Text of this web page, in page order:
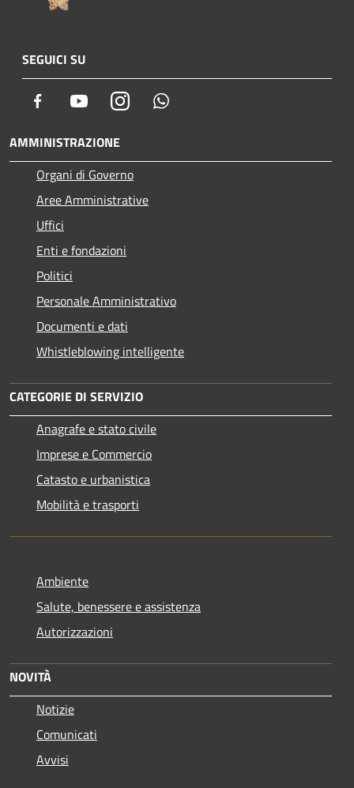
SEGUICI SU
Facebook YoutubeInstagram
AMMINISTRAZIONE
Organi di Governo
Aree Amministrative
Uffici
Enti e fondazioni
Politici
Personale Amministrativo
Documenti e dati
Whistleblowing intelligente
CATEGORIE DI SERVIZIO
Anagrafe e stato civile
Imprese e Commercio
Catasto e urbanistica
Mobilità e trasporti
Ambiente
Salute, benessere e assistenza
Autorizzazioni
NOVITÀ
Notizie
Comunicati
Avvisi